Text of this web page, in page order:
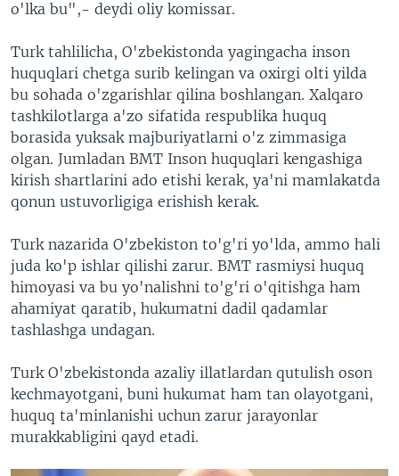
o'lka bu",- deydi oliy komissar.
Turk tahlilicha, O'zbekistonda yagingacha inson
huquqlari chetga surib kelingan va oxirgi olti yilda
bu sohada o'zgarishlar qilina boshlangan. Xalqaro
tashkilotlarga a'zo sifatida respublika huquq
borasida yuksak majburiyatlarni o'z zimmasiga
olgan. Jumladan BMT Inson huquqlari kengashiga
kirish shartlarini ado etishi kerak, ya'ni mamlakatda
qonun ustuvorligiga erishish kerak.
Turk nazarida O'zbekiston to'g'ri yo'lda, ammo hali
juda ko'p ishlar qilishi zarur. BMT rasmiysi huquq
himoyasi va bu yo'nalishni to'g'ri o'qitishga ham
ahamiyat qaratib, hukumatni dadil qadamlar
tashlashga undagan.
Turk O'zbekistonda azaliy illatlardan qutulish oson
kechmayotgani, buni hukumat ham tan olayotgani,
huquq ta'minlanishi uchun zarur jarayonlar
murakkabligini qayd etadi.